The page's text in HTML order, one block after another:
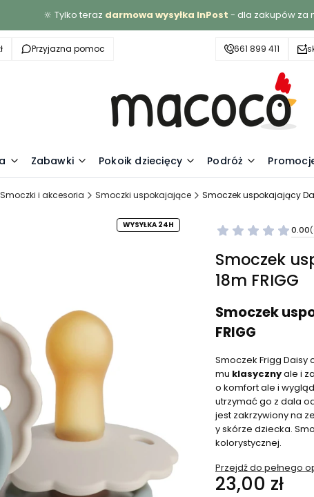
🔆 Tylko teraz darmowa wysyłka InPost - dla zakupów za
Przyjazna pomoc 661 899 411
Zabawki Pokoik dziecięcy Podróż
Smoczki i akcesoria Smoczki uspokajające Smoczek uspokajający
WYSYŁKA 24H 0.00
Smoczek
18m FRIGG
Smoczek
FRIGG
Smoczek Frigg
mu klasycznyale i
o komfort ale i
utrzymać go z dala
jest zakrzywiony na
y skórze dziecka.
kolorystycznej.
Przejdź do pełnego
Cena
23,00 zł